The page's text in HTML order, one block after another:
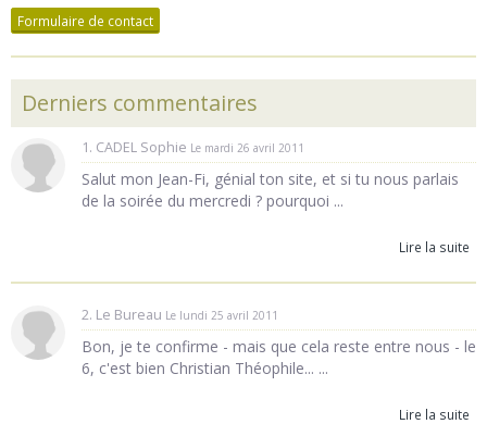
Formulaire de contact
Derniers commentaires
1. CADEL Sophie Le mardi 26 avril 2011
Salut mon Jean-Fi, génial ton site, et si tu nous parlais
de la soirée du mercredi ? pourquoi ...
Lire la suite
2. Le Bureau Le lundi 25 avril 2011
Bon, je te confirme - mais que cela reste entre nous - le
6, c'est bien Christian Théophile... ...
Lire la suite